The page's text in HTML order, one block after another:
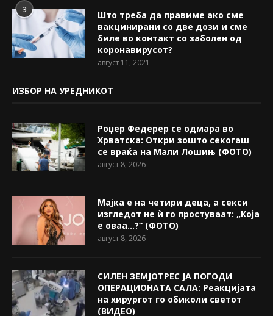
3
Што треба да правиме ако сме
вакцинирани со две дози и сме
биле во контакт со заболен од
коронавирусот?
август 11, 2021
ИЗБОР НА УРЕДНИКОТ
Роџер Федерер се одмара во
Хрватска: Откри зошто секогаш
се враќа на Мали Лошињ (ФОТО)
август 8, 2026
Мајка е на четири деца, а секси
изгледот не ѝ го простуваат: „Која
е оваа…?“ (ФОТО)
август 8, 2026
СИЛЕН ЗЕМЈОТРЕС ЈА ПОГОДИ
ОПЕРАЦИОНАТА САЛА: Реакцијата
на хирургот го обиколи светот
(ВИДЕО)